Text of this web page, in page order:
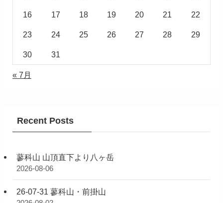
16 17 18 19 20 21 22
23 24 25 26 27 28 29
30 31
« 7月
Recent Posts
蓼科山 山頂直下より八ヶ岳
2026-08-06
26-07-31 蓼科山・前掛山